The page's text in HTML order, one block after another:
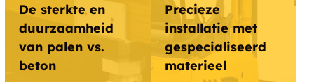
De sterkte en
duurzaamheid
van palen vs.
beton
Precieze
installatie met
gespecialiseerd
materieel